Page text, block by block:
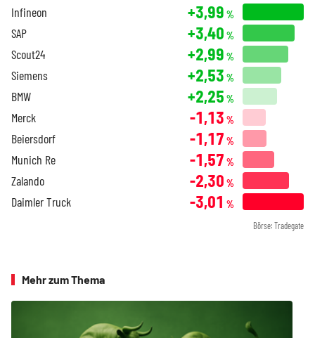
Infineon +3,99 %
SAP +3,40 %
Scout24 +2,99 %
Siemens +2,53 %
BMW +2,25 %
Merck -1,13 %
Beiersdorf -1,17 %
Munich Re -1,57 %
Zalando -2,30 %
Daimler Truck -3,01 %
Börse: Tradegate
Mehr zum Thema